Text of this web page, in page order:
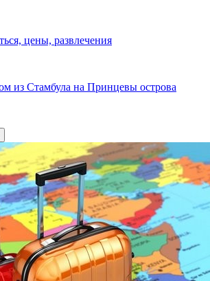
цены, развлечения
из Стамбула на Принцевы острова